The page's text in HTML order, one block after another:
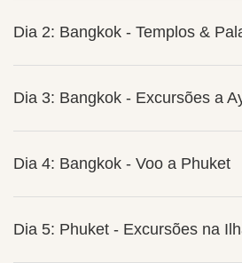
Dia 2: Bangkok - Templos &
Dia 3: Bangkok - Excursões a
Dia 4: Bangkok - Voo a Phuket
Dia 5: Phuket - Excursões na